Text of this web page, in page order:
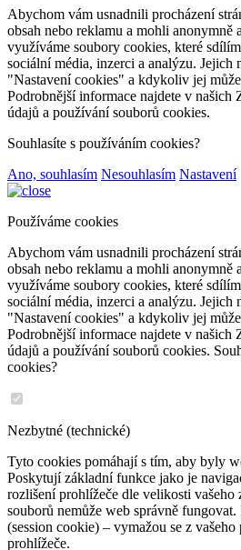
Abychom vám usnadnili procházení
obsah nebo reklamu a mohli anonymně
využíváme soubory cookies, které
sociální média, inzerci a analýzu. Jejich
"Nastavení cookies" a kdykoliv jej
Podrobnější informace najdete v našich
údajů a používání souborů cookies.
Souhlasíte s používáním cookies?
Ano, souhlasím Nesouhlasím Nastavení
Používáme cookies
Abychom vám usnadnili procházení
obsah nebo reklamu a mohli anonymně
využíváme soubory cookies, které
sociální média, inzerci a analýzu. Jejich
"Nastavení cookies" a kdykoliv jej
Podrobnější informace najdete v našich
údajů a používání souborů cookies.
cookies?
Nezbytné (technické)
Tyto cookies pomáhají s tím, aby byly
Poskytují základní funkce jako je
rozlišení prohlížeče dle velikosti vašeho
souborů nemůže web správně
(session cookie) – vymažou se z
prohlížeče.